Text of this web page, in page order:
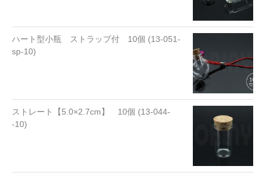
ハート型小瓶 ストラップ付 10個 (13-051-
sp-10)
ストレート【5.0×2.7cm】 10個 (13-044-
-10)